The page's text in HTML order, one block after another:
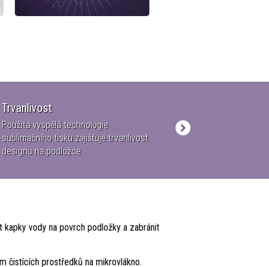
Trvanlivost
Použitá vyspělá technologie
sublimačního tisku zajišťuje trvanlivost
designu na podložce.
vody na povrch podložky a zabránit
čistících prostředků na mikrovlákno.